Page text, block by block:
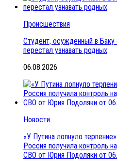
Происшествия
Студент, осужденный в
перестал узнавать родных
06.08.2026
Новости
«У Путина лопнуло
Россия получила контроль
СВО от Юрия Подоляки от